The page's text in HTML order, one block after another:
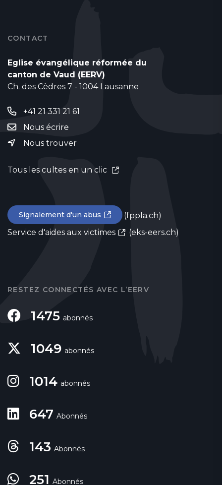
CONTACT
Eglise évangélique réformée du
canton de Vaud (EERV)
Ch. des Cèdres 7 - 1004 Lausanne
+41 21 331 21 61
Nous écrire
Nous trouver
Tous les cultes en un clic
Signalement d'un abus
(fppla.ch)
Service d'aides aux victimes
(eks-eers.ch)
RESTEZ CONNECTÉS AVEC L’EERV
1475 abonnés
1049 abonnés
1014 abonnés
647 Abonnés
143 Abonnés
251 Abonnés